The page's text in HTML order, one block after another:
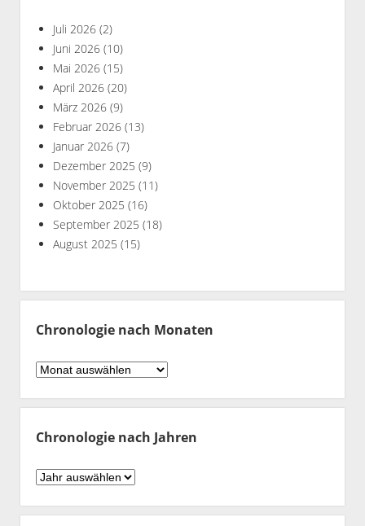
Juli 2026(2)
Juni 2026(10)
Mai 2026(15)
April 2026(20)
März 2026(9)
Februar 2026(13)
Januar 2026(7)
Dezember 2025 (9)
November 2025 (11)
Oktober 2025 (16)
September 2025 (18)
August 2025 (15)
Chronologie nach Monaten
Chronologie
Monaten
Chronologie nach Jahren
Chronologie
Jahren